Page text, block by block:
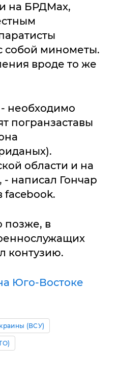
на БРДМах,
собой минометы.
вроде то же
необходимо
погранзаставы
области и на
написал Гончар
facebook.
позже, в
контузию.
Юго-Востоке
(ВСУ)